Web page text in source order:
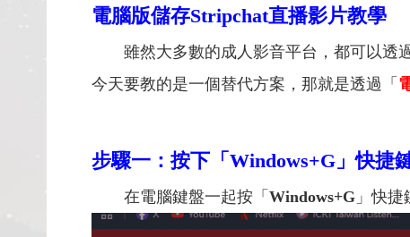
電腦版儲存Stripchat直播影片教學
雖然大多數的成人影音平台，都可以透
今天要教的是一個替代方案，那就是透過「
步驟一：按下「Windows+G」快捷
在電腦鍵盤一起按「 Windows+G 」快